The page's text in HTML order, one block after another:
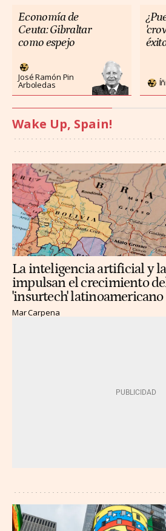
Economía de
Ceuta: Gibraltar
como espejo
José Ramón Pin
Arboledas
Wake Up, Spain!
La inteligencia artificial y
impulsan el crecimiento
'insurtech' latinoamericano
Mar Carpena